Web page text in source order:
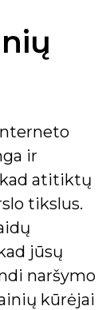
ir
atitiktų
tikslus.
jūsų
naršymo
kūrėjai